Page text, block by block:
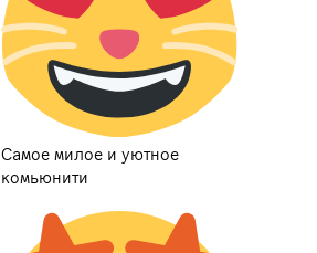
Самое милое и уютное
комьюнити